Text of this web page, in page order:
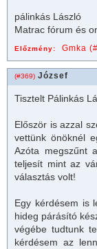
pálinkás László
Matrac fórum és
Előzmény: Gmka
(#369) József
Tisztelt Pálinkás
Először is azzal
vettünk önöknél
Azóta megszűnt
teljesít mint az
választás volt!
Egy kérdésem is
hideg párásító
végébe tudtunk
kérdésem az